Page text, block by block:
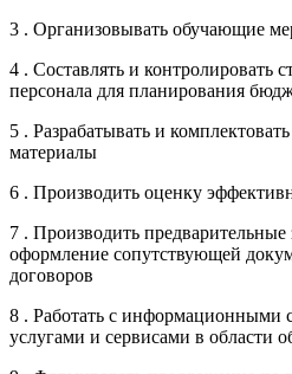
3 . Организовывать обучающие
4 . Составлять и контролировать
персонала для планирования
5 . Разрабатывать и
материалы
6 . Производить оценку
7 . Производить
оформление сопутствующей
договоров
8 . Работать с информационными
услугами и сервисами в области